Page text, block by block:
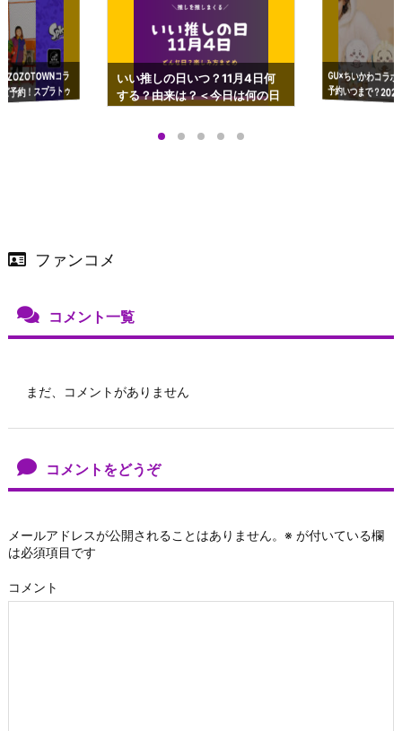
コラ
予約！スプラトゥ
ップも渋谷Hz
いい推しの日いつ？11月4日何
する？由来は？＜今日は何の日
GU×ちいかわコラ
予約いつまで？
ーチやショルダー
ファンコメ
コメント一覧
まだ、コメントがありません
コメントをどうぞ
メールアドレスが公開されることはありません。 ※ が付いている欄
は必須項目です
コメント